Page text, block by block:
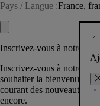
Pays / Langue :France,
Inscrivez-vous à notre
Inscrivez-vous à notre
souhaiter la bienvenue
courant des nouveautés,
encore.